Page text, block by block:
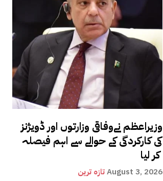
وزیراعظم نےوفاقی وزارتوں اور ڈویژنز
کی کارکردگی کے حوالے سے اہم فیصلہ
کر لیا
تازہ ترینAugust 3, 2026